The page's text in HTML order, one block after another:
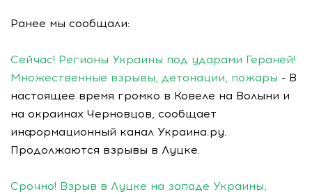
Ранее мы сообщали:
Сейчас! Регионы Украины под ударами Гераней!
Множественные взрывы, детонации, пожары - В
настоящее время громко в Ковеле на Волыни и
на окраинах Черновцов, сообщает
информационный канал Украина.ру.
Продолжаются взрывы в Луцке.
Срочно! Взрыв в Луцке на западе Украины,